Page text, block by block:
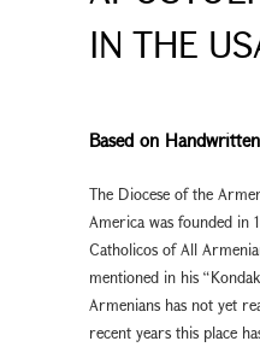
IN THE
Based on
The Diocese of the
America was founded in
Catholicos of All
mentioned in his
Armenians has not yet
recent years this place